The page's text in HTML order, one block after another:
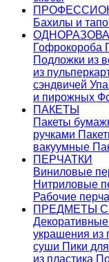
Бахилы и
Гофрокороба
Подложки из
из
сэндвичей
и пирожных
ПАКЕТЫ
Пакеты
ручками
вакуумные
ПЕРЧАТКИ
Виниловые
Нитриловые
Рабочие
ПРЕДМЕТЫ
украшения из
суши Пики
из пластика